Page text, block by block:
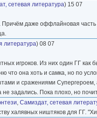
сетевая литература) 15 07
даже оффлайновая
литература) 08 07
игроков. Из них один ГГ
что она хоть и самка, но по
и сражениями Супергероем,
задались. Пока плохо, но
, Самиздат, сетевая
халявных ништяков для ГГ.